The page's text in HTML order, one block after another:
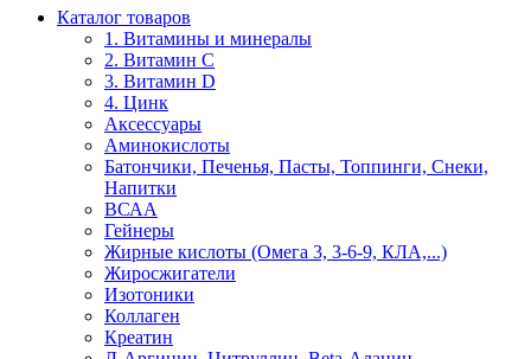
Каталог товаров
1. Витамины и минералы
2. Витамин С
3. Витамин D
4. Цинк
Аксессуары
Аминокислоты
Батончики, Печенья, Пасты, Топпинги, Снеки,
Напитки
ВСАА
Гейнеры
Жирные кислоты (Омега 3, 3-6-9, КЛА,...)
Жиросжигатели
Изотоники
Коллаген
Креатин